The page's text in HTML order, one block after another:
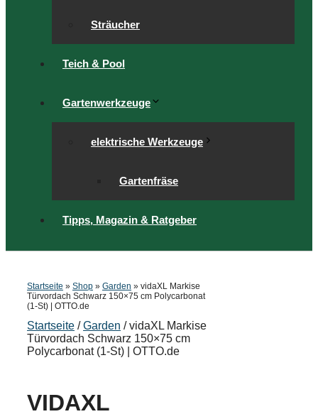
Sträucher
Teich & Pool
Gartenwerkzeuge
elektrische Werkzeuge
Gartenfräse
Tipps, Magazin & Ratgeber
Startseite » Shop » Garden » vidaXL Markise
Türvordach Schwarz 150×75 cm Polycarbonat
(1-St) | OTTO.de
Startseite /Garden / vidaXL Markise
Türvordach Schwarz 150×75 cm
Polycarbonat (1-St) | OTTO.de
VIDAXL